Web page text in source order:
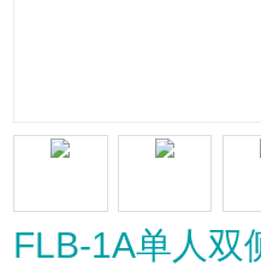
FLB-1A单人双